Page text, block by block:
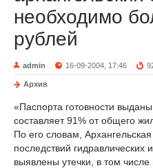
необходимо
рублей
admin 16-09-2004, 17:46
Архив
«Паспорта готовности
составляет 91% от общего
По его словам,
последствий гидравлических
выявлены утечки, в том